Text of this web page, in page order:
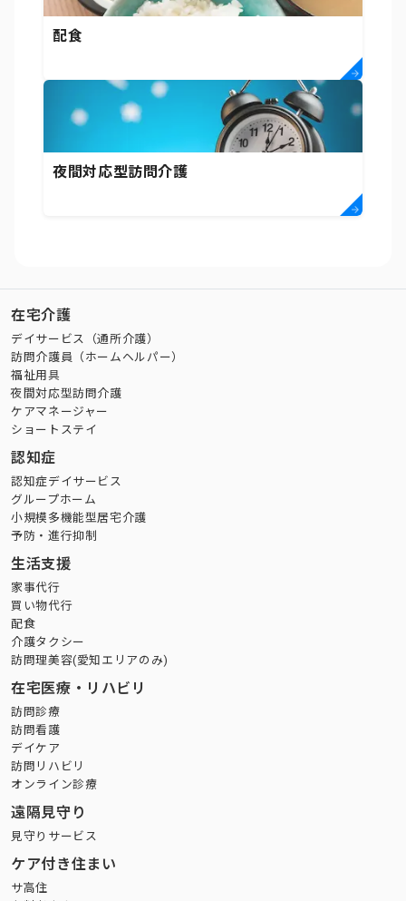
配食
夜間対応型訪問介護
在宅介護
デイサービス（通所介護）
訪問介護員（ホームヘルパー）
福祉用具
夜間対応型訪問介護
ケアマネージャー
ショートステイ
認知症
認知症デイサービス
グループホーム
小規模多機能型居宅介護
予防・進行抑制
生活支援
家事代行
買い物代行
配食
介護タクシー
訪問理美容(愛知エリアのみ)
在宅医療・リハビリ
訪問診療
訪問看護
デイケア
訪問リハビリ
オンライン診療
遠隔見守り
見守りサービス
ケア付き住まい
サ高住